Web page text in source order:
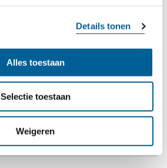
Details tonen
Alles toestaan
Selectie toestaan
Weigeren